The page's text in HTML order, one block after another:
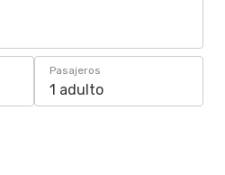
Pasajeros
1 adulto